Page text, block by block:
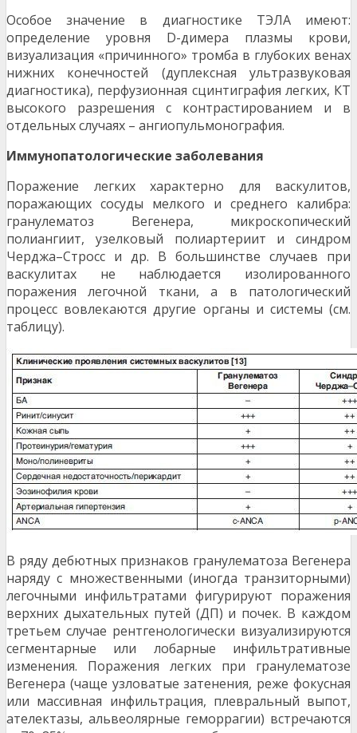
Особое значение в диагностике ТЭЛА имеют:
определение уровня D-димера плазмы крови,
визуализация «причинного» тромба в глубоких венах
нижних конечностей (дуплексная ультразвуковая
диагностика), перфузионная сцинтиграфия легких, КТ
высокого разрешения с контрастированием и в
отдельных случаях – ангиопульмонография.
Иммунопатологические заболевания
Поражение легких характерно для васкулитов,
поражающих сосуды мелкого и среднего калибра:
гранулематоз Вегенера, микроскопический
полиангиит, узелковый полиартериит и синдром
Черджа–Стросс и др. В большинстве случаев при
васкулитах не наблюдается изолированного
поражения легочной ткани, а в патологический
процесс вовлекаются другие органы и системы (см.
таблицу).
В ряду дебютных признаков гранулематоза Вегенера
наряду с множественными (иногда транзиторными)
легочными инфильтратами фигурируют поражения
верхних дыхательных путей (ДП) и почек. В каждом
третьем случае рентгенологически визуализируются
сегментарные или лобарные инфильтративные
изменения. Поражения легких при гранулематозе
Вегенера (чаще узловатые затенения, реже фокусная
или массивная инфильтрация, плевральный выпот,
ателектазы, альвеолярные геморрагии) встречаются